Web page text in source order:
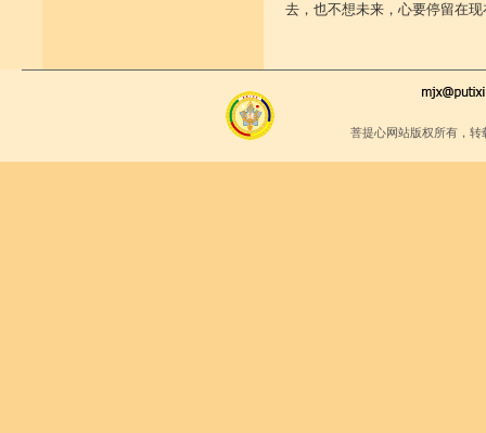
去，也不想未来，心要停留在现
菩提心网站版权所有，